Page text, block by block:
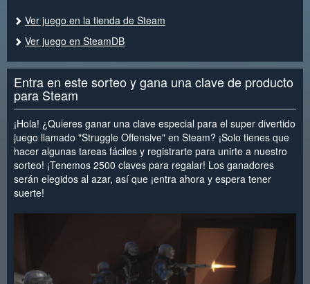
Ver juego en la tienda de Steam
Ver juego en SteamDB
Entra en este sorteo y gana una clave de producto
para Steam
¡Hola! ¿Quieres ganar una clave especial para el super divertido
juego llamado "Struggle Offensive" en Steam? ¡Solo tienes que
hacer algunas tareas fáciles y registrarte para unirte a nuestro
sorteo! ¡Tenemos 2500 claves para regalar! Los ganadores
serán elegidos al azar, así que ¡entra ahora y espera tener
suerte!